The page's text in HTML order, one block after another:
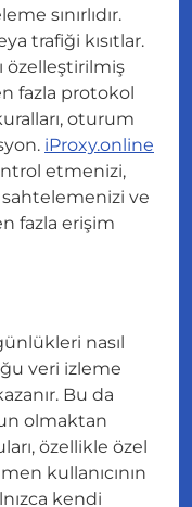
sınırlıdır.
trafiği kısıtlar.
özelleştirilmiş
fazla protokol
oturum
iProxy.online
etmenizi,
ve
fazla erişim
nasıl
veri izleme
Bu da
olmaktan
özellikle özel
kullanıcının
kendi